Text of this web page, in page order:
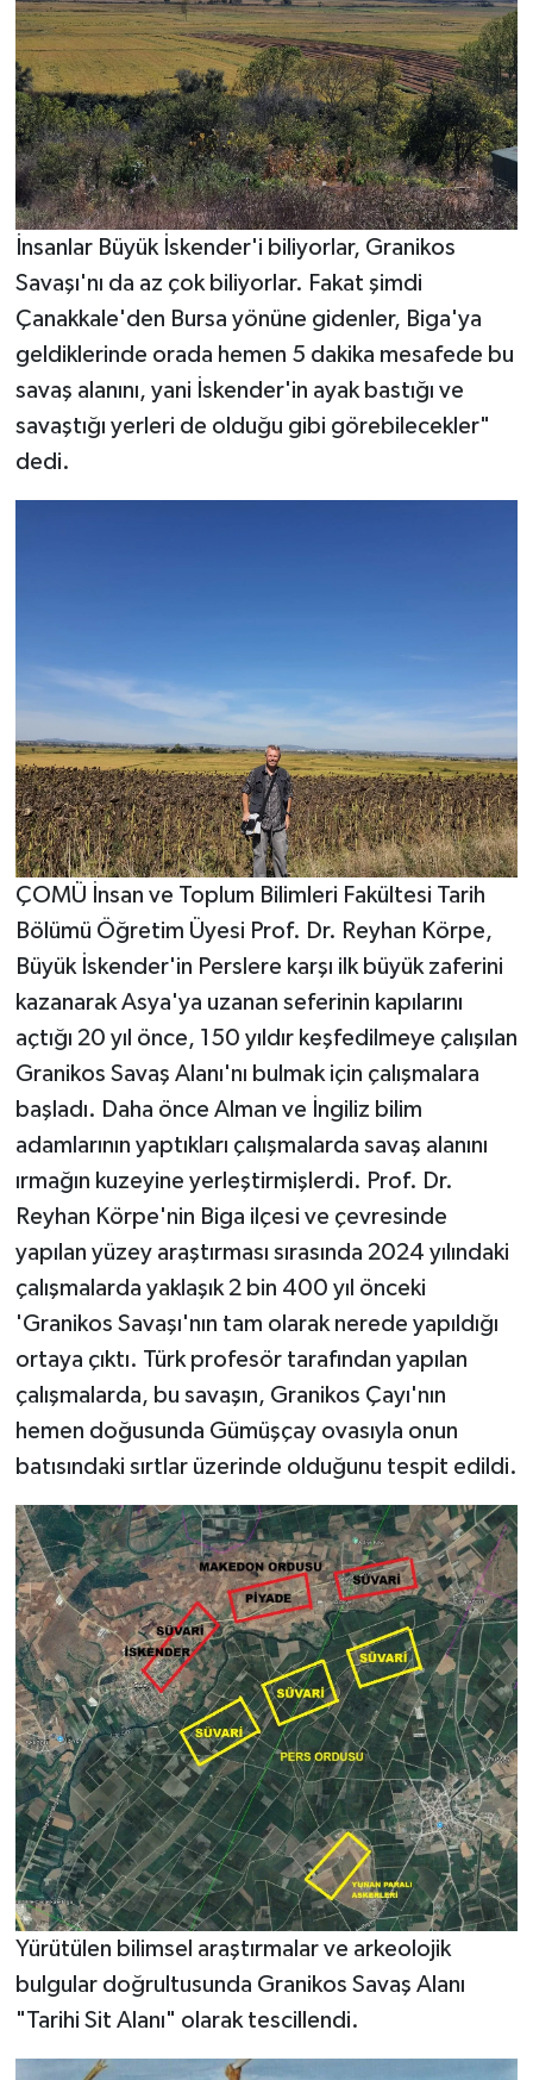
İnsanlar Büyük İskender'i biliyorlar, Granikos
Savaşı'nı da az çok biliyorlar. Fakat şimdi
Çanakkale'den Bursa yönüne gidenler, Biga'ya
geldiklerinde orada hemen 5 dakika mesafede bu
savaş alanını, yani İskender'in ayak bastığı ve
savaştığı yerleri de olduğu gibi görebilecekler"
dedi.
ÇOMÜ İnsan ve Toplum Bilimleri Fakültesi Tarih
Bölümü Öğretim Üyesi Prof. Dr. Reyhan Körpe,
Büyük İskender'in Perslere karşı ilk büyük zaferini
kazanarak Asya'ya uzanan seferinin kapılarını
açtığı 20 yıl önce, 150 yıldır keşfedilmeye çalışılan
Granikos Savaş Alanı'nı bulmak için çalışmalara
başladı. Daha önce Alman ve İngiliz bilim
adamlarının yaptıkları çalışmalarda savaş alanını
ırmağın kuzeyine yerleştirmişlerdi. Prof. Dr.
Reyhan Körpe'nin Biga ilçesi ve çevresinde
yapılan yüzey araştırması sırasında 2024 yılındaki
çalışmalarda yaklaşık 2 bin 400 yıl önceki
'Granikos Savaşı'nın tam olarak nerede yapıldığı
ortaya çıktı. Türk profesör tarafından yapılan
çalışmalarda, bu savaşın, Granikos Çayı'nın
hemen doğusunda Gümüşçay ovasıyla onun
batısındaki sırtlar üzerinde olduğunu tespit edildi.
Yürütülen bilimsel araştırmalar ve arkeolojik
bulgular doğrultusunda Granikos Savaş Alanı
"Tarihi Sit Alanı" olarak tescillendi.